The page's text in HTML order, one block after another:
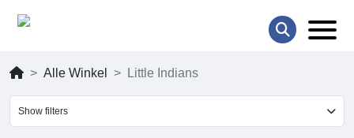
Alle Winkel Little Indians
Show filters